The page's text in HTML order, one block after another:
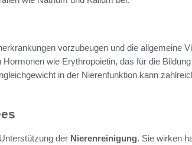
vorzubeugen und die allgemeine
Hormonen wie Erythropoietin, das für die
in der Nierenfunktion kann
der Nierenreinigung. Sie wirken